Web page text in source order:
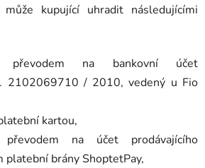
kupující uhradit následujícími
převodem na bankovní účet
2102069710 / 2010, vedený u Fio
kartou,
převodem na účet prodávajícího
platební brány ShoptetPay,